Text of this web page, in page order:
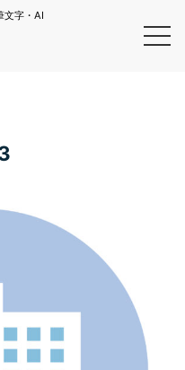
文字・AI